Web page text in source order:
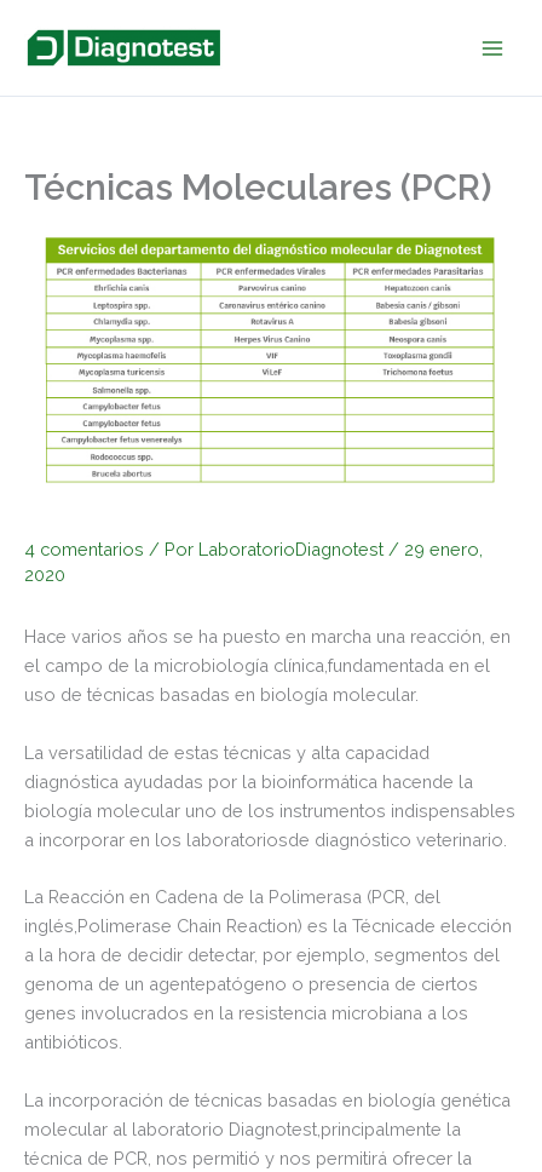
contenido
Técnicas Moleculares (PCR)
4 comentarios / Por LaboratorioDiagnotest / 29 enero,
2020
Hace varios años se ha puesto en marcha una reacción, en
el campo de la microbiología clínica,fundamentada en el
uso de técnicas basadas en biología molecular.
La versatilidad de estas técnicas y alta capacidad
diagnóstica ayudadas por la bioinformática hacende la
biología molecular uno de los instrumentos indispensables
a incorporar en los laboratoriosde diagnóstico veterinario.
La Reacción en Cadena de la Polimerasa (PCR, del
inglés,Polimerase Chain Reaction) es la Técnicade elección
a la hora de decidir detectar, por ejemplo, segmentos del
genoma de un agentepatógeno o presencia de ciertos
genes involucrados en la resistencia microbiana a los
antibióticos.
La incorporación de técnicas basadas en biología genética
molecular al laboratorio Diagnotest,principalmente la
técnica de PCR, nos permitió y nos permitirá ofrecer la